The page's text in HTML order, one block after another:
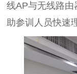
线AP与无线路
助参训人员快速